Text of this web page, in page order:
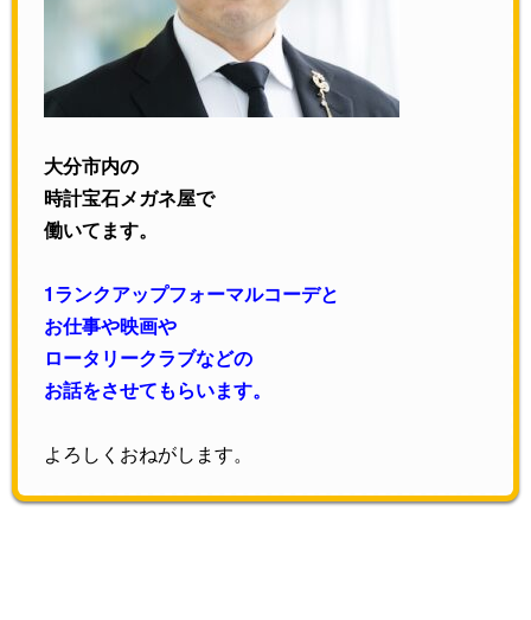
大分市内の
時計宝石メガネ屋で
働いてます。
1ランクアップフォーマルコーデと
お仕事や映画や
ロータリークラブなどの
お話をさせてもらいます。
よろしくおねがします。